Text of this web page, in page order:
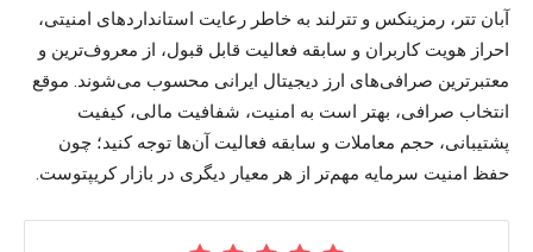
آبان تتر، رمزینکس و تترلند به خاطر رعایت استانداردهای امنیتی،
احراز هویت کاربران و سابقه فعالیت قابل قبول، از معروف‌ترین و
معتبرترین صرافی‌های ارز دیجیتال ایرانی محسوب می‌شوند. موقع
انتخاب صرافی، بهتر است به امنیت، شفافیت مالی، کیفیت
پشتیبانی، حجم معاملات و سابقه فعالیت آن‌ها توجه کنید؛ چون
حفظ امنیت سرمایه مهم‌تر از هر معیار دیگری در بازار کریپتوست.